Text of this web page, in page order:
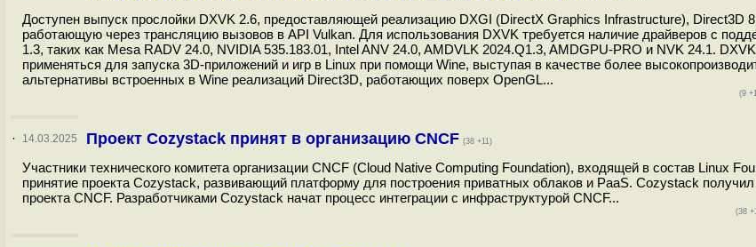
Доступен выпуск прослойки DXVK 2.6, предоставляющей реализацию DXGI (DirectX Graphics Infrastructure), Direct3D
работающую через трансляцию вызовов в API Vulkan. Для использования DXVK требуется наличие драйверов с
1.3, таких как Mesa RADV 24.0, NVIDIA 535.183.01, Intel ANV 24.0, AMDVLK 2024.Q1.3, AMDGPU-PRO и NVK 24.1.
применяться для запуска 3D-приложений и игр в Linux при помощи Wine, выступая в качестве более
альтернативы встроенных в Wine реализаций Direct3D, работающих поверх OpenGL...
(9
· 14.03.2025 Проект Cozystack принят в организацию CNCF (38 +11)
Участники технического комитета организации CNCF (Cloud Native Computing Foundation), входящей в состав Linux
принятие проекта Cozystack, развивающий платформу для построения приватных облаков и PaaS. Cozystack
проекта CNCF. Разработчиками Cozystack начат процесс интеграции с инфраструктурой CNCF...
(38